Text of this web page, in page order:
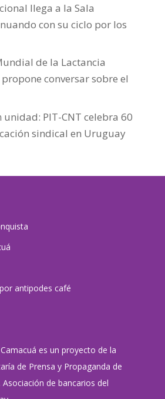
llega a la Sala
con su ciclo por los
de la Lactancia
conversar sobre el
unidad: PIT-CNT celebra 60
sindical en Uruguay
antipodes café
es un proyecto de la
de Prensa y Propaganda de
Asociación de bancarios del